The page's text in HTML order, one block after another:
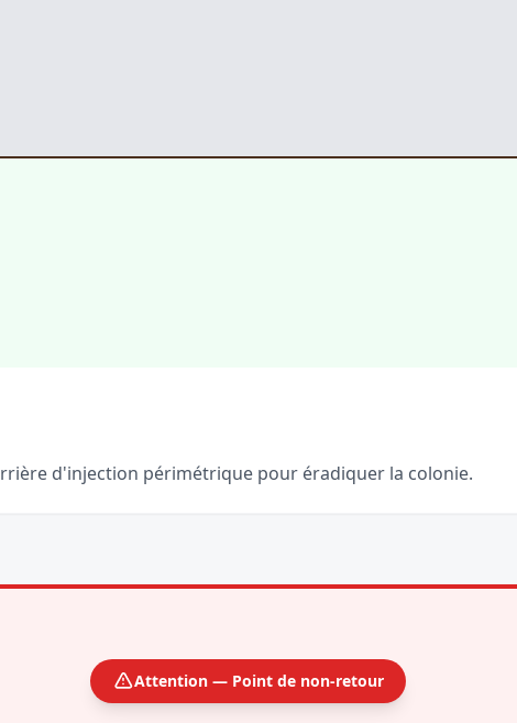
d'injection périmétrique pour éradiquer la colonie.
Attention — Point de non-retour